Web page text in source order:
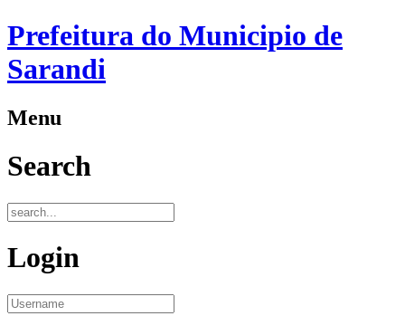
Prefeitura do Municipio de
Sarandi
Menu
Search
Login